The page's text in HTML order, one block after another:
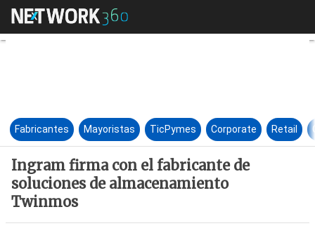
Ingram firma con el
Fabricantes Mayoristas TicPymes Corporate Retail
Ingram firma con el fabricante de
soluciones de almacenamiento
Twinmos